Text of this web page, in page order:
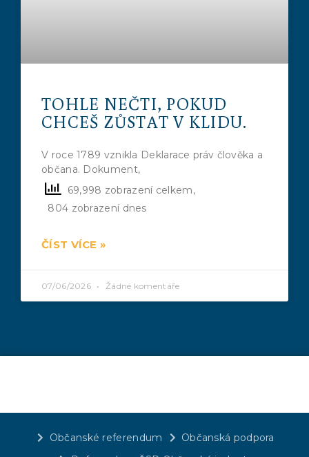
TOHLE NEČTI, POKUD
CHCEŠ ZŮSTAT V KLIDU.
V roce 1789 vznikla Deklarace práv člověka a
občana. Dokument,
69,998 zobrazení celkem,
804 zobrazení dnes
ČÍST VÍCE »
07/06/2026 Žádné komentáře
Občanské referendum
Občanská podpora